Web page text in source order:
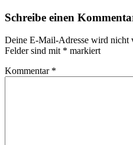
Schreibe einen
Deine E-Mail-Adresse wird nicht
Felder sind mit * markiert
Kommentar *